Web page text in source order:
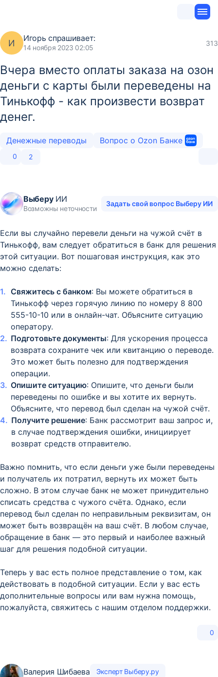
И Игорь спрашивает:
14 ноября 2023 02:05
313
Вчера вместо оплаты заказа на озон
деньги с карты были переведены на
Тинькофф - как произвести возврат
денег.
Денежные переводы Вопрос о Ozon Банке
0 2
ВыберуИИ
Возможны неточности
Задать свой вопрос Выберу ИИ
Если вы случайно перевели деньги на чужой счёт в
Тинькофф, вам следует обратиться в банк для решения
этой ситуации. Вот пошаговая инструкция, как это
можно сделать:
Свяжитесь с банком: Вы можете обратиться в
Тинькофф через горячую линию по номеру 8 800
555-10-10 или в онлайн-чат. Объясните ситуацию
оператору.
Подготовьте документы: Для ускорения процесса
возврата сохраните чек или квитанцию о переводе.
Это может быть полезно для подтверждения
операции.
Опишите ситуацию: Опишите, что деньги были
переведены по ошибке и вы хотите их вернуть.
Объясните, что перевод был сделан на чужой счёт.
Получите решение: Банк рассмотрит ваш запрос и,
в случае подтверждения ошибки, инициирует
возврат средств отправителю.
Важно помнить, что если деньги уже были переведены
и получатель их потратил, вернуть их может быть
сложно. В этом случае банк не может принудительно
списать средства с чужого счёта. Однако, если
перевод был сделан по неправильным реквизитам, он
может быть возвращён на ваш счёт. В любом случае,
обращение в банк — это первый и наиболее важный
шаг для решения подобной ситуации.
Теперь у вас есть полное представление о том, как
действовать в подобной ситуации. Если у вас есть
дополнительные вопросы или вам нужна помощь,
пожалуйста, свяжитесь с нашим отделом поддержки.
0
Валерия Шибаева
Эксперт Выберу.ру